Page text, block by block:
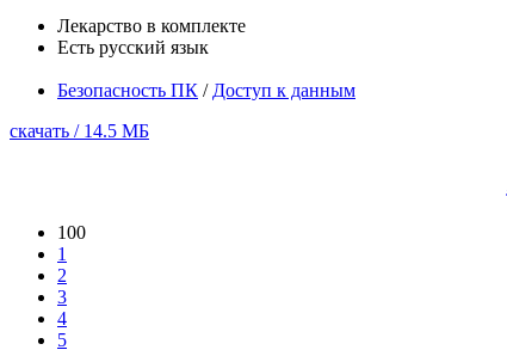
Лекарство в комплекте
Есть русский язык
Безопасность ПК / Доступ к данным
скачать / 14.5 МБ
100
1
2
3
4
5